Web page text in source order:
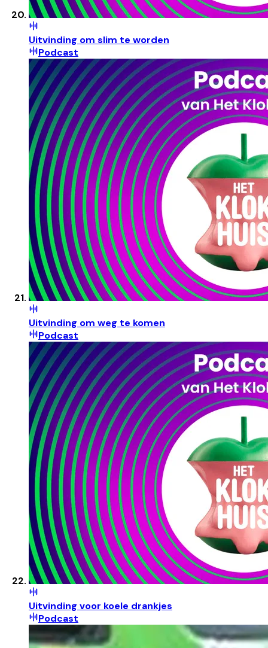
Uitvinding om slim te worden
Podcast
Uitvinding om weg te komen
Podcast
Uitvinding voor koele drankjes
Podcast